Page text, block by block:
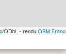
/ODbL - renduOSM